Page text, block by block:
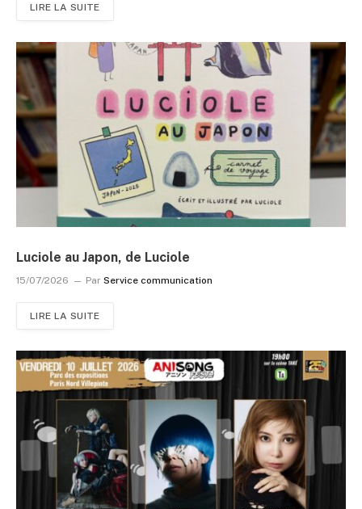
LIRE LA SUITE
Luciole au Japon, de Luciole
15/07/2026 Par Service communication
LIRE LA SUITE